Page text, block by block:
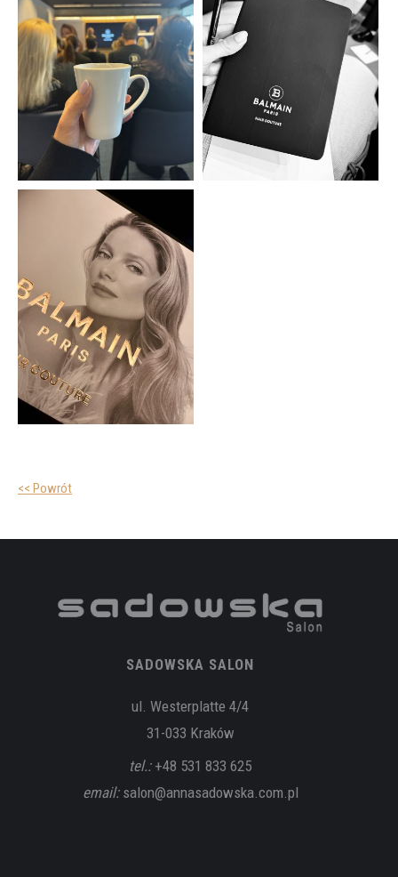
<< Powrót
SADOWSKA SALON
ul. Westerplatte 4/4
31-033 Kraków
tel.:+48 531 833 625
email:salon@annasadowska.com.pl